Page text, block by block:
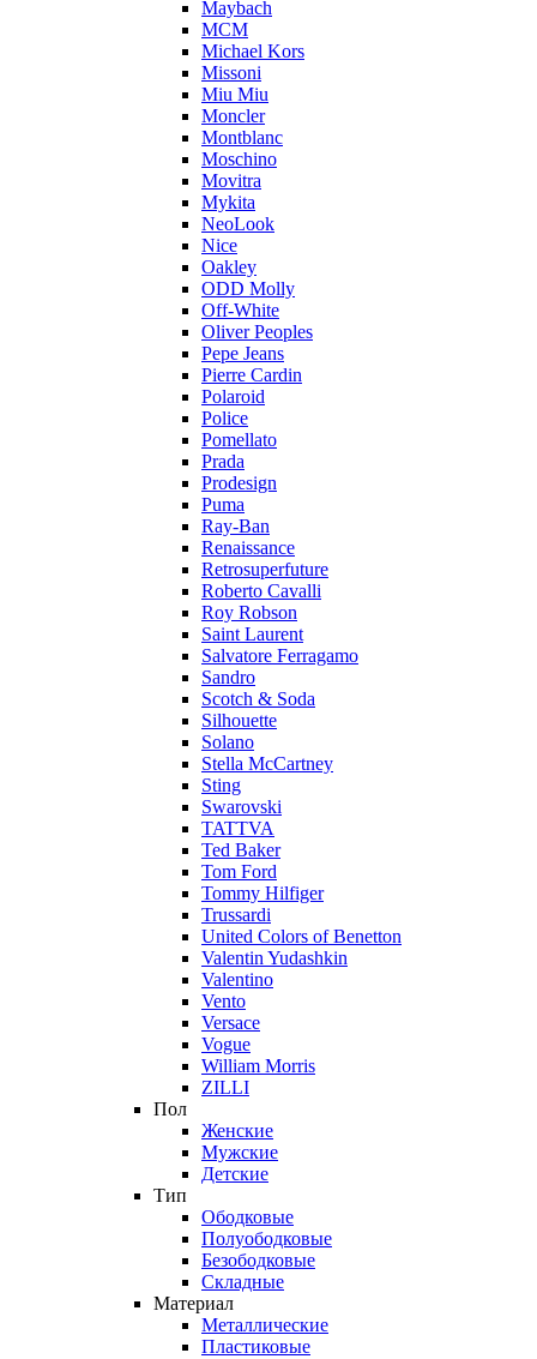
Maybach
MCM
Michael Kors
Missoni
Miu Miu
Moncler
Montblanc
Moschino
Movitra
Mykita
NeoLook
Nice
Oakley
ODD Molly
Off-White
Oliver Peoples
Pepe Jeans
Pierre Cardin
Polaroid
Police
Pomellato
Prada
Prodesign
Puma
Ray-Ban
Renaissance
Retrosuperfuture
Roberto Cavalli
Roy Robson
Saint Laurent
Salvatore Ferragamo
Sandro
Scotch & Soda
Silhouette
Solano
Stella McCartney
Sting
Swarovski
TATTVA
Ted Baker
Tom Ford
Tommy Hilfiger
Trussardi
United Colors of Benetton
Valentin Yudashkin
Valentino
Vento
Versace
Vogue
William Morris
ZILLI
Пол
Женские
Мужские
Детские
Тип
Ободковые
Полуободковые
Безободковые
Складные
Материал
Металлические
Пластиковые